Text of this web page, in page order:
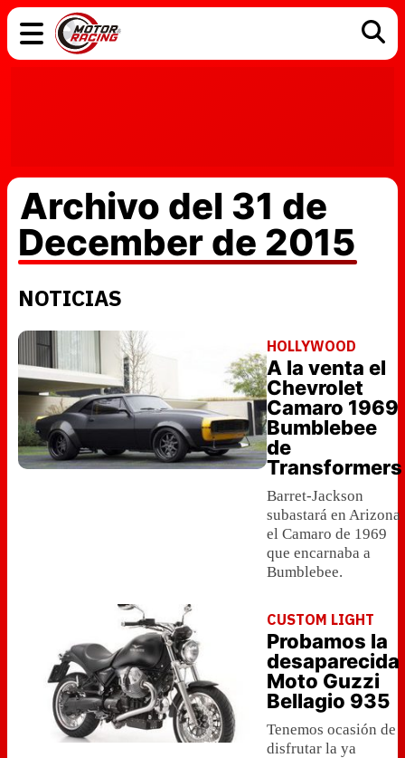
Archivo del 31 de
December de 2015
NOTICIAS
HOLLYWOOD
A la venta el
Chevrolet
Camaro 1969
Bumblebee
de
Transformers
Barret-Jackson
subastará en Arizona
el Camaro de 1969
que encarnaba a
Bumblebee.
CUSTOM LIGHT
Probamos la
desaparecida
Moto Guzzi
Bellagio 935
Tenemos ocasión de
disfrutar la ya